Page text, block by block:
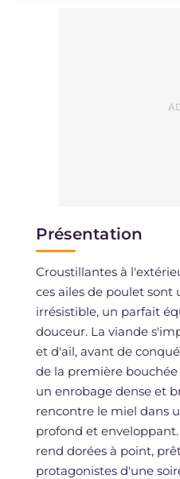
Présentation
Croustillantes à
ces ailes de poulet sont
irrésistible, un parfait
douceur. La viande
et d'ail, avant de
de la première
un enrobage dense et
rencontre le miel dans
profond et
rend dorées à point,
protagonistes d'une